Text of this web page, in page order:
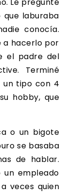
Le pregunté
laburaba
conocía.
a hacerlo por
el padre del
Terminé
un tipo con 4
hobby, que
o un bigote
se basaba
de hablar.
un empleado
veces quien